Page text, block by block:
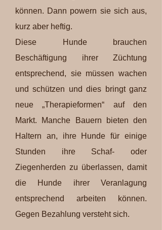
können. Dann powern sie sich aus,
kurz aber heftig.
Diese Hunde brauchen
Beschäftigung ihrer Züchtung
entsprechend, sie müssen wachen
und schützen und dies bringt ganz
neue „Therapieformen“ auf den
Markt. Manche Bauern bieten den
Haltern an, ihre Hunde für einige
Stunden ihre Schaf- oder
Ziegenherden zu überlassen, damit
die Hunde ihrer Veranlagung
entsprechend arbeiten können.
Gegen Bezahlung versteht sich.